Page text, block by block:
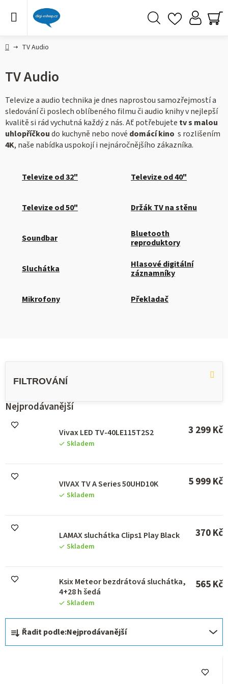
DomůTV Audio
TV Audio
Televize a audio technika je dnes naprostou samozřejmostí a
sledování či poslech oblíbeného filmu či audio knihy v nejlepší
kvalitě si rád vychutná každý z nás. Ať potřebujete tv s malou
uhlopříčkoudo kuchyně nebo nové domácí kino s rozlišením
4K, naše nabídka uspokojí i nejnáročnějšího zákazníka.
Televize od 32" Televize od 40"
Televize od 50" Držák TV na stěnu
Soundbar
Bluetooth
reproduktory
Sluchátka
Hlasové digitální
záznamníky
Mikrofony Překladač
Nejprodávanější
Vivax LED TV-40LE115T2S2
Skladem
3 299 Kč
VIVAX TV A Series 50UHD10K
Skladem
5 999 Kč
LAMAX sluchátka Clips1 Play Black
Skladem
370 Kč
Ksix Meteor bezdrátová sluchátka,
4+28 h šedá
Skladem
565 Kč
Ř
a
Řadit podle:Nejprodávanější
V
s